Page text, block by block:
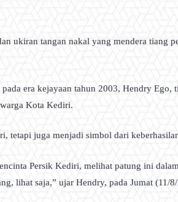
ukiran tangan nakal yang mendera
era kejayaan tahun 2003, Hendry
Kota Kediri.
tetapi juga menjadi simbol dari
Persik Kediri, melihat patung ini
lihat saja,” ujar Hendry, pada Jumat (11/